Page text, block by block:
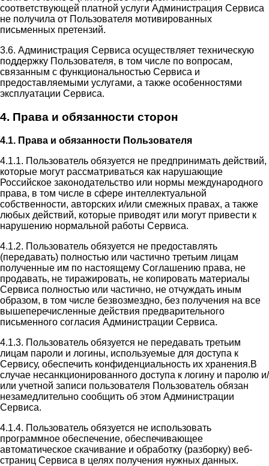
соответствующей платной услуги Администрация Сервиса
не получила от Пользователя мотивированных
письменных претензий.
3.6. Администрация Сервиса осуществляет техническую
поддержку Пользователя, в том числе по вопросам,
связанным с функциональностью Сервиса и
предоставляемыми услугами, а также особенностями
эксплуатации Сервиса.
4. Права и обязанности сторон
4.1. Права и обязанности Пользователя
4.1.1. Пользователь обязуется не предпринимать действий,
которые могут рассматриваться как нарушающие
Российское законодательство или нормы международного
права, в том числе в сфере интеллектуальной
собственности, авторских и/или смежных правах, а также
любых действий, которые приводят или могут привести к
нарушению нормальной работы Сервиса.
4.1.2. Пользователь обязуется не предоставлять
(передавать) полностью или частично третьим лицам
полученные им по настоящему Соглашению права, не
продавать, не тиражировать, не копировать материалы
Сервиса полностью или частично, не отчуждать иным
образом, в том числе безвозмездно, без получения на все
вышеперечисленные действия предварительного
письменного согласия Администрации Сервиса.
4.1.3. Пользователь обязуется не передавать третьим
лицам пароли и логины, используемые для доступа к
Сервису, обеспечить конфиденциальность их хранения.В
случае несанкционированного доступа к логину и паролю и/
или учетной записи пользователя Пользователь обязан
незамедлительно сообщить об этом Администрации
Сервиса.
4.1.4. Пользователь обязуется не использовать
программное обеспечение, обеспечивающее
автоматическое скачивание и обработку (разборку) веб-
страниц Сервиса в целях получения нужных данных.